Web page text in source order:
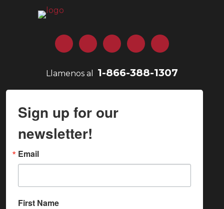
Allen y Allen
Facebook
GorjeoLinkedInYouTubeInstagram
Llamenos al 1-866-388-1307
Sign up for our
newsletter!
Email
First Name